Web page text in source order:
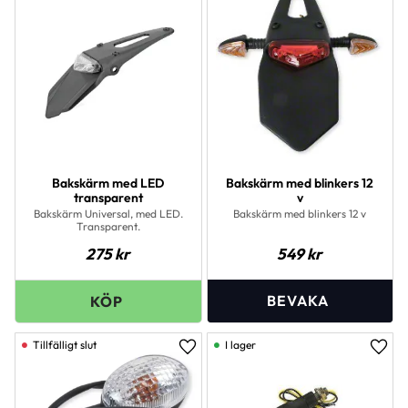
Bakskärm med LED
transparent
Bakskärm Universal, med LED.
Transparent.
275kr
Bakskärm med blinkers 12
v
Bakskärm med blinkers 12 v
549kr
Lägg till i favoriter
I lager